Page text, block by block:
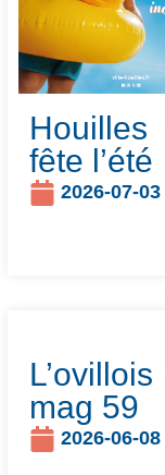
2026-07-03
Houilles
fête l’été
2026-06-08
L’ovillois
mag 59